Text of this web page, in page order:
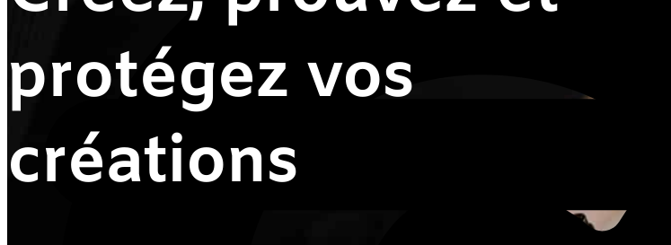
protégez vos
créations